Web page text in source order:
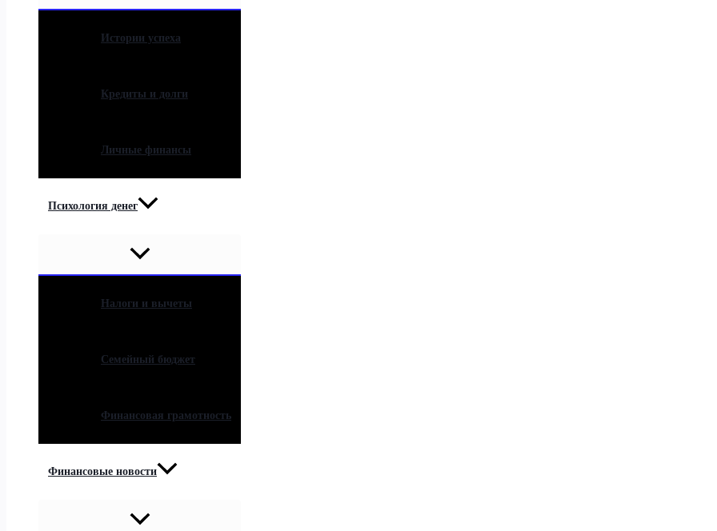
Истории успеха
Кредиты и долги
Личные финансы
Психология денег
Налоги и вычеты
Семейный бюджет
Финансовая грамотность
Финансовые новости